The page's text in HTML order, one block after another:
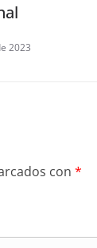
2023
con *